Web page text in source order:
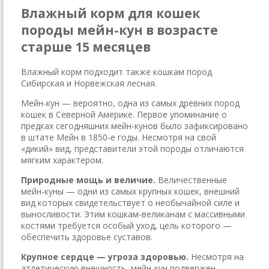
Влажный корм для кошек
породы мейн-кун в возрасте
старше 15 месяцев
Влажный корм подходит также кошкам пород
Сибирская и Норвежская лесная.
Мейн-кун — вероятно, одна из самых древних пород
кошек в Северной Америке. Первое упоминание о
предках сегодняшних мейн-кунов было зафиксировано
в штате Мейн в 1850-е годы. Несмотря на свой
«дикий» вид, представители этой породы отличаются
мягким характером.
Природные мощь и величие. Величественные
мейн-куны — одни из самых крупных кошек, внешний
вид которых свидетельствует о необычайной силе и
выносливости. Этим кошкам-великанам с массивными
костями требуется особый уход, цель которого —
обеспечить здоровье суставов.
Крупное сердце — угроза здоровью. Несмотря на